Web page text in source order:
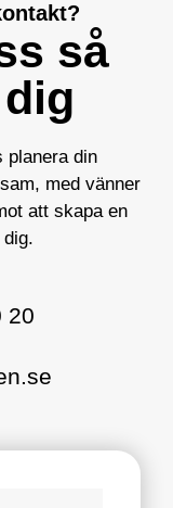
så
planera din
med vänner
att skapa en
20